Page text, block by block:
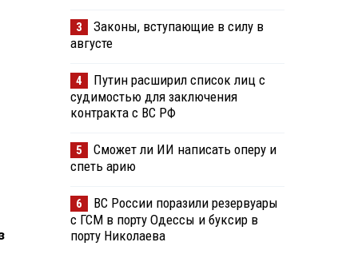
3
Законы, вступающие в силу в
августе
4
Путин расширил список лиц с
судимостью для заключения
контракта с ВС РФ
5
Сможет ли ИИ написать оперу и
спеть арию
6
ВС России поразили резервуары
с ГСМ в порту Одессы и буксир в
порту Николаева